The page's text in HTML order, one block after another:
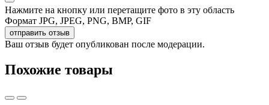
Нажмите на кнопку или перетащите фото в эту область
Формат JPG, JPEG, PNG, BMP, GIF
отправить отзыв
Ваш отзыв будет опубликован после модерации.
Похожие товары